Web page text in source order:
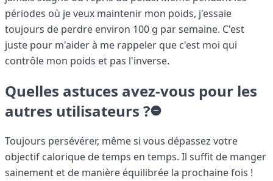
périodes où je veux maintenir mon poids, j'essaie
toujours de perdre environ 100 g par semaine. C'est
juste pour m'aider à me rappeler que c'est moi qui
contrôle mon poids et pas l'inverse.
Quelles astuces avez-vous pour les
autres utilisateurs ?
Toujours persévérer, même si vous dépassez votre
objectif calorique de temps en temps. Il suffit de manger
sainement et de manière équilibrée la prochaine fois !